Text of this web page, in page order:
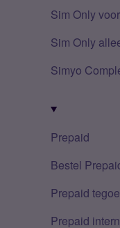
Sim Only
Sim Only
Simyo
Prepaid
Bestel
Prepaid
Prepaid